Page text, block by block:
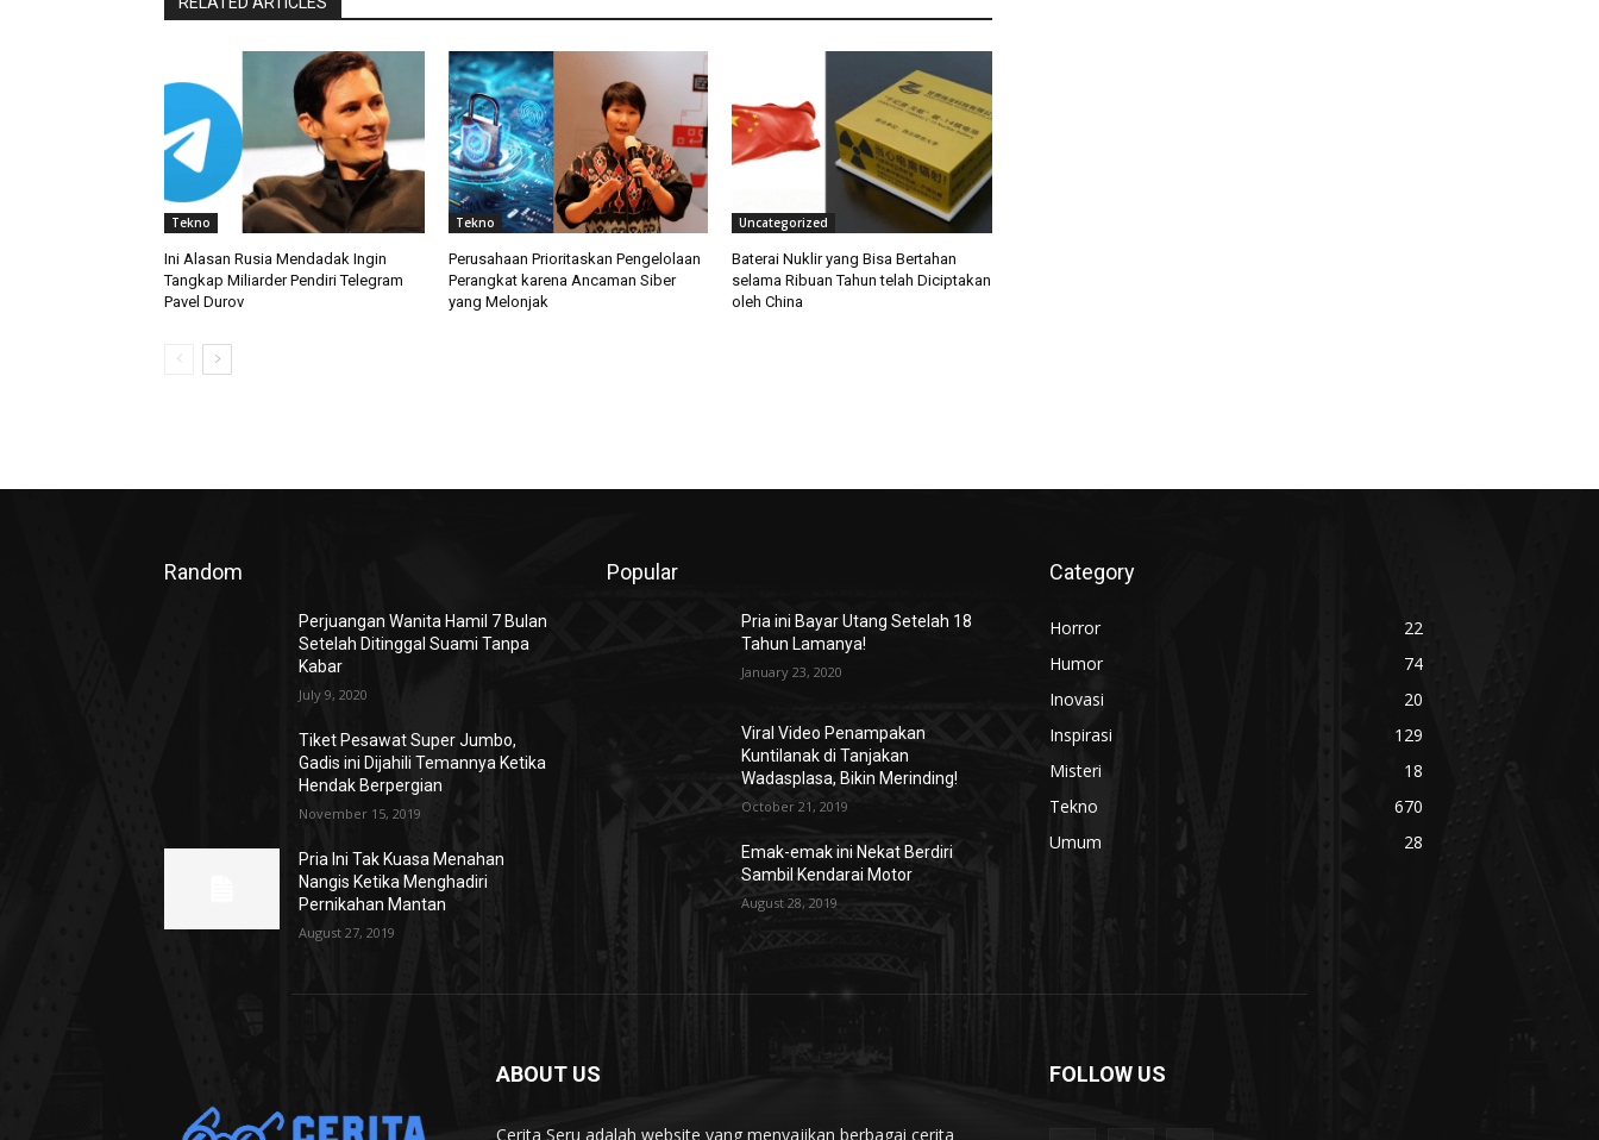
Tekno
Ini Alasan Rusia Mendadak Ingin
Tangkap Miliarder Pendiri Telegram
Pavel Durov
Tekno
Perusahaan Prioritaskan Pengelolaan
Perangkat karena Ancaman Siber
yang Melonjak
Uncategorized
Baterai Nuklir yang Bisa Bertahan
selama Ribuan Tahun telah Diciptakan
oleh China
Random
Perjuangan Wanita Hamil 7 Bulan
Setelah Ditinggal Suami Tanpa
Kabar
July 9, 2020
Tiket Pesawat Super Jumbo,
Gadis ini Dijahili Temannya Ketika
Hendak Berpergian
November 15, 2019
Pria Ini Tak Kuasa Menahan
Nangis Ketika Menghadiri
Pernikahan Mantan
August 27, 2019
Popular
Pria ini Bayar Utang Setelah 18
Tahun Lamanya!
January 23, 2020
Viral Video Penampakan
Kuntilanak di Tanjakan
Wadasplasa, Bikin Merinding!
October 21, 2019
Emak-emak ini Nekat Berdiri
Sambil Kendarai Motor
August 28, 2019
Category
Horror
22
Humor
74
Inovasi
20
Inspirasi
129
Misteri
18
Tekno
670
Umum
28
ABOUT US
Cerita Seru adalah website yang menyajikan berbagai cerita
FOLLOW US